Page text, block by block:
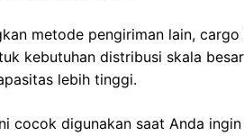
metode pengiriman lain,
kebutuhan distribusi skala
lebih tinggi.
cocok digunakan saat Anda